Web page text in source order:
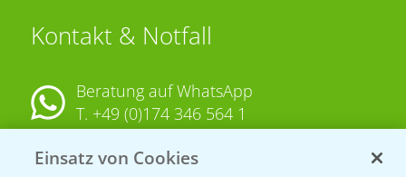
Kontakt & Notfall
Beratung auf WhatsApp
T. +49 (0)174 346 564 1
KONTAKT
Einsatz von Cookies